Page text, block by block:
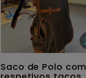
Saco de Polo com